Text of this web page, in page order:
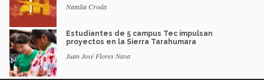
Natalia Croda
Estudiantes de 5 campus Tec impulsan
proyectos en la Sierra Tarahumara
Juan José Flores Nava